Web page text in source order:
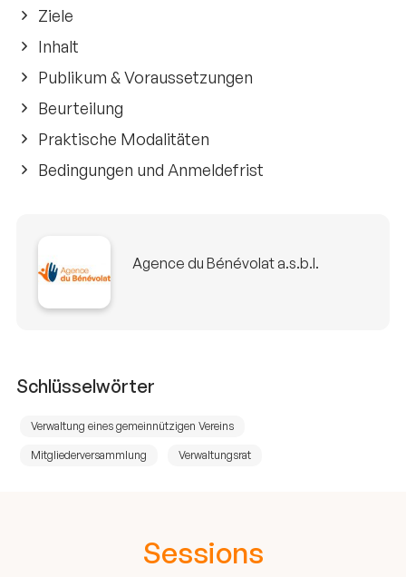
Ziele
Inhalt
Publikum & Voraussetzungen
Beurteilung
Praktische Modalitäten
Bedingungen und Anmeldefrist
Agence du Bénévolat a.s.b.l.
Schlüsselwörter
Verwaltung eines gemeinnützigen Vereins
Mitgliederversammlung Verwaltungsrat
Sessions